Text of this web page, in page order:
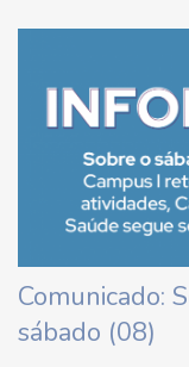
Comunicado:
sábado (08)